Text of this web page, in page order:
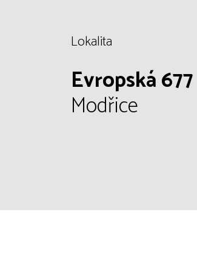
Lokalita
Evropská 677
Modřice